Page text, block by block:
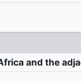
and the